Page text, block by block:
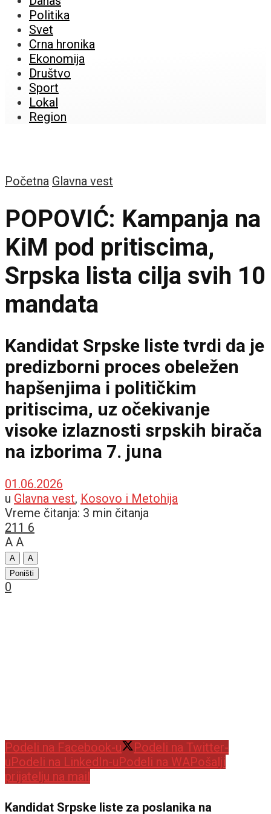
Politika
Svet
Crna hronika
Ekonomija
Društvo
Sport
Lokal
Region
Početna Glavna vest
POPOVIĆ: Kampanja na
KiM pod pritiscima,
Srpska lista cilja svih 10
mandata
Kandidat Srpske liste tvrdi da je
predizborni proces obeležen
hapšenjima i političkim
pritiscima, uz očekivanje
visoke izlaznosti srpskih birača
na izborima 7. juna
01.06.2026
u Glavna vest, Kosovo i Metohija
Vreme čitanja: 3 min čitanja
211 6
A A
A
A
Poništi
0
Podeli na Facebook-u
Podeli na Twitter-
u Podeli na LinkedIn-u Podeli na WAPošalji
prijatelju na mail
Kandidat Srpske liste za poslanika na